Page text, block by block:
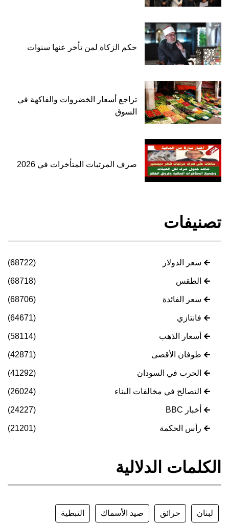
حكم الزكاة لمن تأخر عنها سنوات
تراجع أسعار الخضروات والفاكهة في
السوق
صرف المرتبات المتأخرات في 2026
تصنيفات
سعر الدولار (68722)
الطقس (68718)
سعر الفائدة (68706)
فانتازي (64671)
أسعار الذهب (58114)
طوفان الأقصى (42871)
الحرب في السودان (41292)
التصالح في مخالفات البناء (26024)
أخبار BBC (24227)
رأس الحكمة (21201)
الكلمات الدلالية
لبنان حرائق صيد الأسماك النبطية